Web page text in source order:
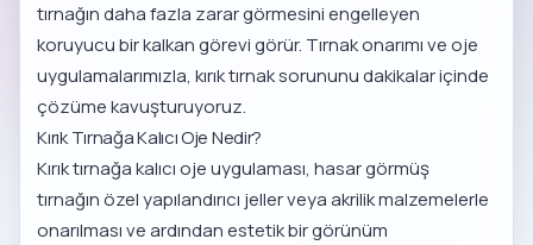
tırnağın daha fazla zarar görmesini engelleyen
koruyucu bir kalkan görevi görür. Tırnak onarımı ve oje
uygulamalarımızla, kırık tırnak sorununu dakikalar içinde
çözüme kavuşturuyoruz.
Kırık Tırnağa Kalıcı Oje Nedir?
Kırık tırnağa kalıcı oje uygulaması, hasar görmüş
tırnağın özel yapılandırıcı jeller veya akrilik malzemelerle
onarılması ve ardından estetik bir görünüm